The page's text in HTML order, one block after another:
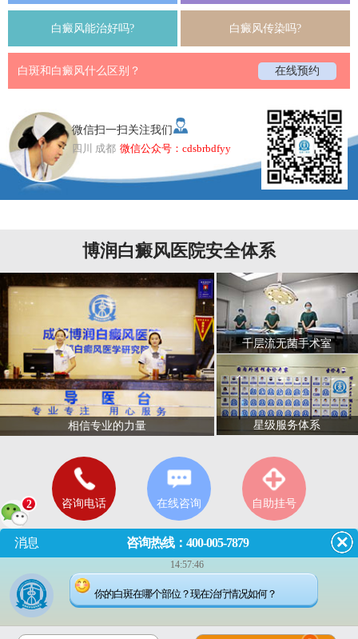
白癜风能治好吗? 白癜风传染吗?
白斑和白癜风什么区别？ 在线预约
微信扫一扫关注我们
四川 成都 微信公众号：cdsbrbdfyy
博润白癜风医院安全体系
相信专业的力量
千层流无菌手术室
星级服务体系
咨询电话 在线咨询 自助挂号
门诊（节假日无休息）8:00—18:00
成都市武侯区红牌楼佳灵路6
号
2
消息 咨询热线：400-005-7879
14:57:46
你的白斑在哪个部位？现在治疗情况如何？